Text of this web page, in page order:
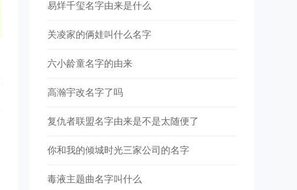
易烊千玺名字由来是什么
关凌家的俩娃叫什么名字
六小龄童名字的由来
高瀚宇改名字了吗
复仇者联盟名字由来是不是太随便了
你和我的倾城时光三家公司的名字
毒液主题曲名字叫什么